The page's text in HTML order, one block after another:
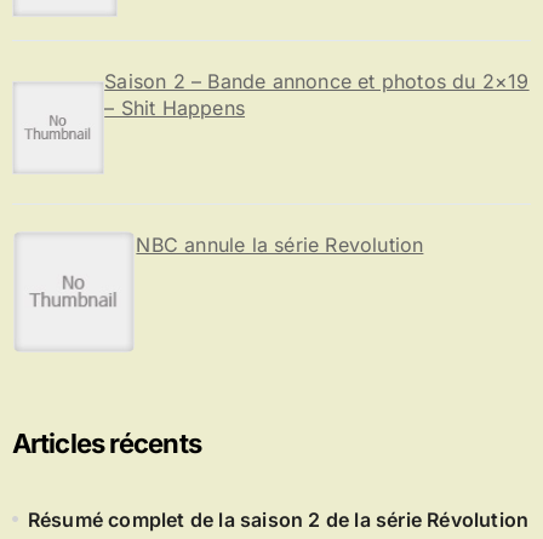
Saison 2 – Bande annonce et photos du 2×19
– Shit Happens
NBC annule la série Revolution
Articles récents
Résumé complet de la saison 2 de la série Révolution